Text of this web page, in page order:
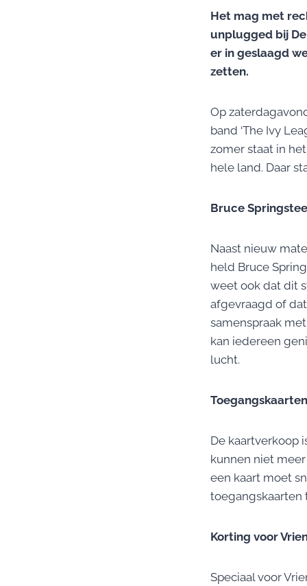
Het mag met
unplugged bij
er in geslaagd
zetten.
Op
band ‘The Ivy
zomer staat in
hele land. Daar
Bruce
Naast nieuw
held Bruce
weet ook dat dit
afgevraagd of
samenspraak
kan iedereen
lucht.
Toegangskaarten
De kaartverkoop
kunnen niet
een kaart moet
toegangskaarten
Korting voor
Speciaal voor